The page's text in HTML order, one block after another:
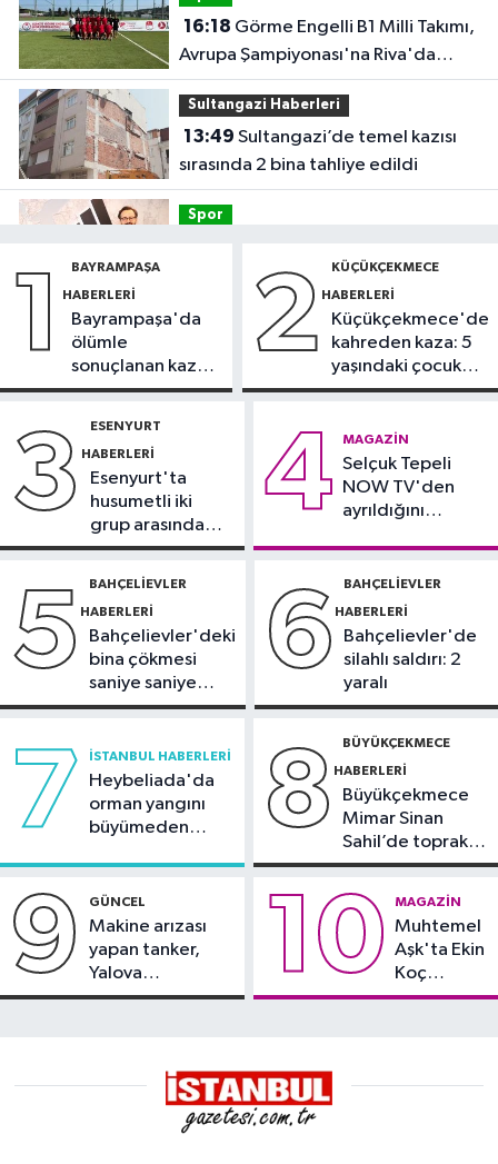
16:18
Avrupa Şampiyonası'na Riva'da
hazırlanıyor
Sultangazi Haberleri
13:49
sırasında 2 bina tahliye edildi
Spor
yeni forma sponsoru
İstanbul Haberleri
magandalığını özendirdi,
VAR'ları açıklandı
teknolojiyle uzuv kayıpları önleniyor'
1 BAYRAMPAŞA
HABERLERI
Bayrampaşa'da
ölümle
sonuçlanan kaza:
Sürücü
2 KÜÇÜKÇEKMECE
HABERLERI
Küçükçekmece'de
kahreden kaza: 5
yaşındaki çocuk
yoğun bakımda
3 ESENYURT
HABERLERI
Esenyurt'ta
husumetli iki
grup arasında
silahlı kavga
4 MAGAZIN
Selçuk Tepeli
NOW TV'den
ayrıldığını
5 BAHÇELIEVLER
HABERLERI
Bahçelievler'deki
bina çökmesi
saniye saniye
görüntülendi
6 BAHÇELIEVLER
HABERLERI
Bahçelievler'de
silahlı saldırı: 2
yaralı
7 İSTANBUL HABERLERI
Heybeliada'da
orman yangını
büyümeden
8 BÜYÜKÇEKMECE
HABERLERI
Büyükçekmece
Mimar Sinan
Sahil’de toprak
kayması
9 GÜNCEL
Makine arızası
yapan tanker,
Yalova
Demirleme
10 MAGAZIN
Muhtemel
Aşk'ta Ekin
Koç
damgası